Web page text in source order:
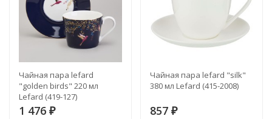
Чайная пара lefard
"golden birds" 220 мл
Lefard (419-127)
1 476 ₽
Чайная пара lefard "silk"
380 мл Lefard (415-2008)
857 ₽